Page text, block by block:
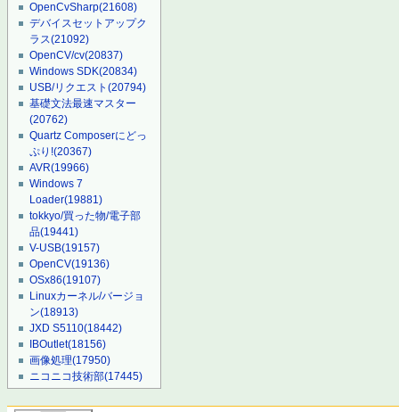
OpenCvSharp(21608)
デバイスセットアップク
ラス(21092)
OpenCV/cv(20837)
Windows SDK(20834)
USB/リクエスト(20794)
基礎文法最速マスター
(20762)
Quartz Composerにどっ
ぷり!(20367)
AVR(19966)
Windows 7
Loader(19881)
tokkyo/買った物/電子部
品(19441)
V-USB(19157)
OpenCV(19136)
OSx86(19107)
Linuxカーネル/バージョ
ン(18913)
JXD S5110(18442)
IBOutlet(18156)
画像処理(17950)
ニコニコ技術部(17445)